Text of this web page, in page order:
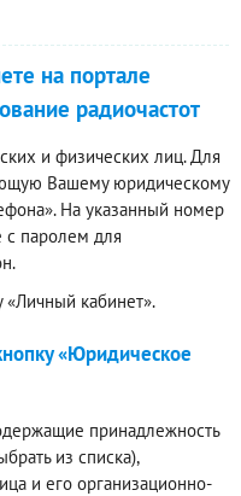
на портале
радиочастот
и физических лиц. Для
Вашему юридическому
На указанный номер
с паролем для
кабинет».
«Юридическое
принадлежность
из списка),
и его организационно-